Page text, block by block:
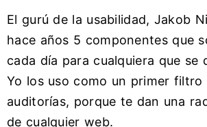
El gurú de la usabilidad, Jakob
hace años 5 componentes que
cada día para cualquiera que se
Yo los uso como un primer filtro
auditorías, porque te dan una
de cualquier web.